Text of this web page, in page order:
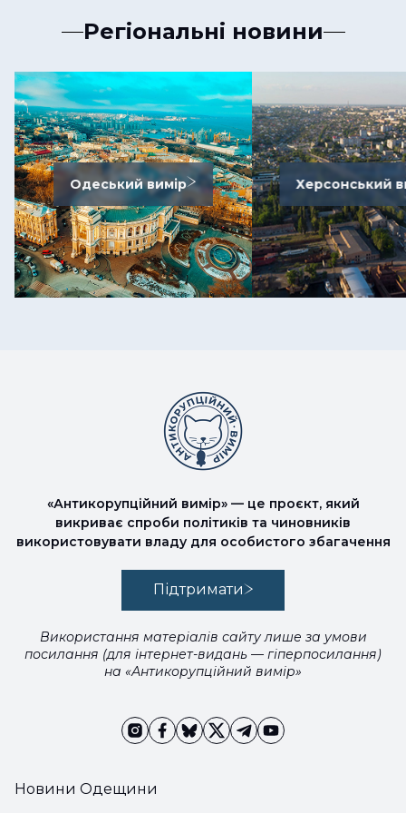
Регіональні новини
Одеський вимір Херсонський
Новини Одещини
«Антикорупційний вимір» — це проєкт, який
викриває спроби політиків та чиновників
використовувати владу для особистого збагачення
Підтримати
Використання матеріалів сайту лише за умови
посилання (для інтернет-видань — гіперпосилання)
на «Антикорупційний вимір»